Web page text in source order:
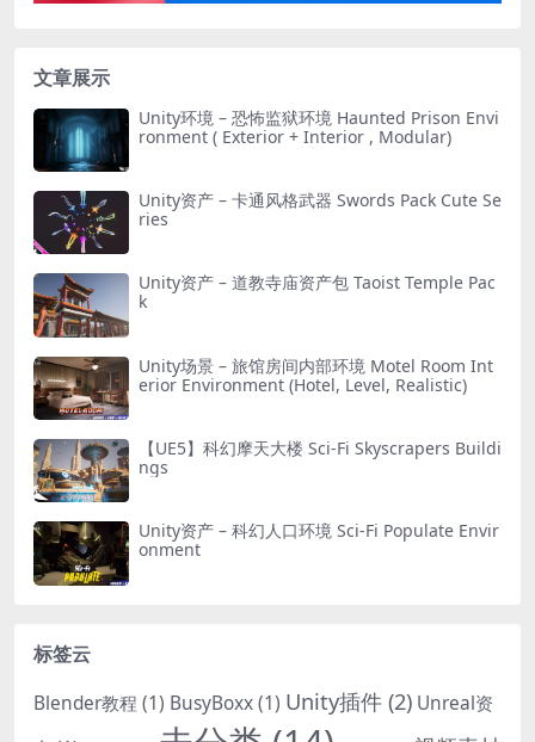
文章展示
Unity环境 – 恐怖监狱环境 Haunted Prison Envi
ronment ( Exterior + Interior , Modular)
Unity资产 – 卡通风格武器 Swords Pack Cute Se
ries
Unity资产 – 道教寺庙资产包 Taoist Temple Pac
k
Unity场景 – 旅馆房间内部环境 Motel Room Int
erior Environment (Hotel, Level, Realistic)
【UE5】科幻摩天大楼 Sci-Fi Skyscrapers Buildi
ngs
Unity资产 – 科幻人口环境 Sci-Fi Populate Envir
onment
标签云
Blender教程 (1) BusyBoxx(1) Unity插件 (2) Unreal资